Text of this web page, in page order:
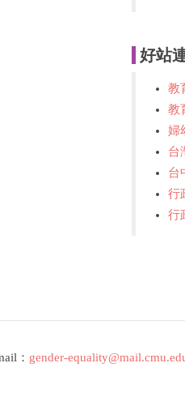
好站
教
教
婦
台
台
行
行
： gender-